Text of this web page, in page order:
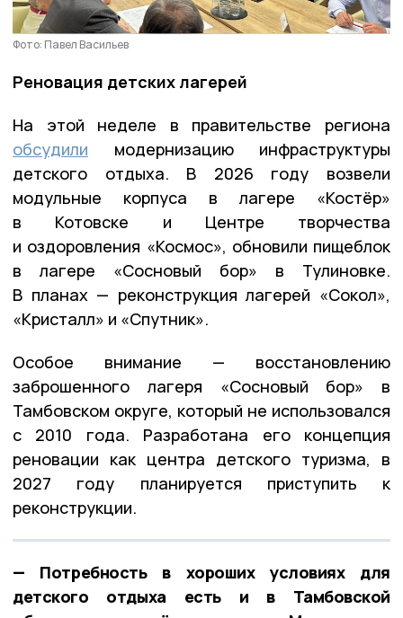
Фото: Павел Васильев
Реновация детских лагерей
На этой неделе в правительстве региона
обсудили модернизацию инфраструктуры
детского отдыха. В 2026 году возвели
модульные корпуса в лагере «Костёр»
в Котовске и Центре творчества
и оздоровления «Космос», обновили пищеблок
в лагере «Сосновый бор» в Тулиновке.
В планах — реконструкция лагерей «Сокол»,
«Кристалл» и «Спутник».
Особое внимание — восстановлению
заброшенного лагеря «Сосновый бор» в
Тамбовском округе, который не использовался
с 2010 года. Разработана его концепция
реновации как центра детского туризма, в
2027 году планируется приступить к
реконструкции.
— Потребность в хороших условиях для
детского отдыха есть и в Тамбовской